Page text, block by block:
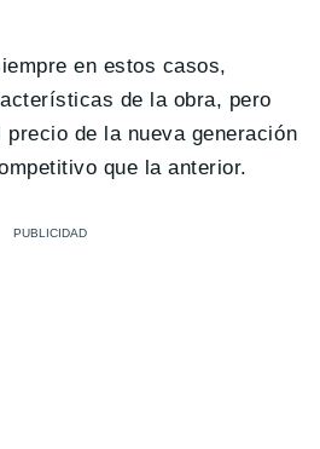
en estos casos,
de la obra, pero
de la nueva generación
que la anterior.